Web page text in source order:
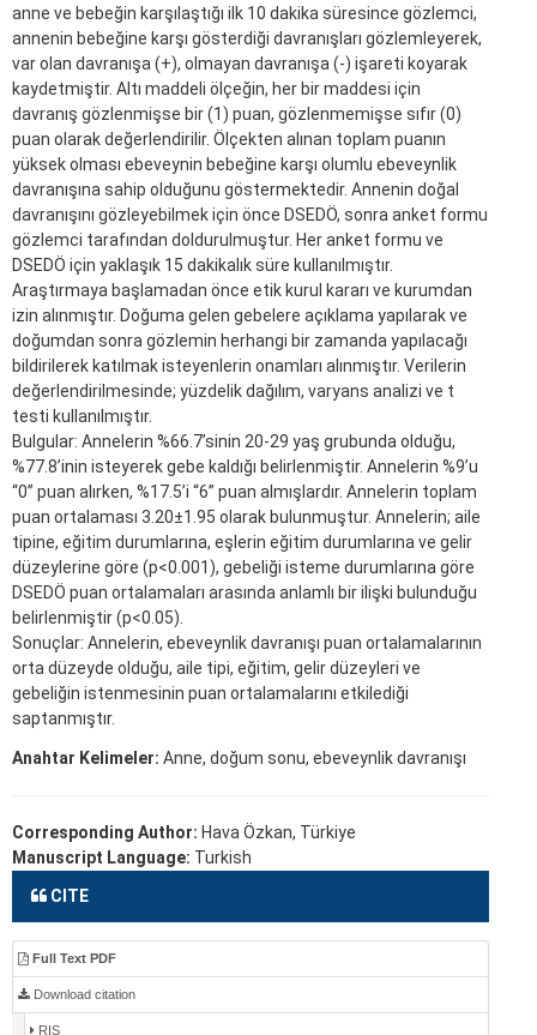
anne ve bebeğin karşılaştığı ilk 10 dakika süresince gözlemci,
annenin bebeğine karşı gösterdiği davranışları gözlemleyerek,
var olan davranışa (+), olmayan davranışa (-) işareti koyarak
kaydetmiştir. Altı maddeli ölçeğin, her bir maddesi için
davranış gözlenmişse bir (1) puan, gözlenmemişse sıfır (0)
puan olarak değerlendirilir. Ölçekten alınan toplam puanın
yüksek olması ebeveynin bebeğine karşı olumlu ebeveynlik
davranışına sahip olduğunu göstermektedir. Annenin doğal
davranışını gözleyebilmek için önce DSEDÖ, sonra anket formu
gözlemci tarafından doldurulmuştur. Her anket formu ve
DSEDÖ için yaklaşık 15 dakikalık süre kullanılmıştır.
Araştırmaya başlamadan önce etik kurul kararı ve kurumdan
izin alınmıştır. Doğuma gelen gebelere açıklama yapılarak ve
doğumdan sonra gözlemin herhangi bir zamanda yapılacağı
bildirilerek katılmak isteyenlerin onamları alınmıştır. Verilerin
değerlendirilmesinde; yüzdelik dağılım, varyans analizi ve t
testi kullanılmıştır.
Bulgular: Annelerin %66.7’sinin 20-29 yaş grubunda olduğu,
%77.8’inin isteyerek gebe kaldığı belirlenmiştir. Annelerin %9’u
“0” puan alırken, %17.5’i “6” puan almışlardır. Annelerin toplam
puan ortalaması 3.20±1.95 olarak bulunmuştur. Annelerin; aile
tipine, eğitim durumlarına, eşlerin eğitim durumlarına ve gelir
düzeylerine göre (p<0.001), gebeliği isteme durumlarına göre
DSEDÖ puan ortalamaları arasında anlamlı bir ilişki bulunduğu
belirlenmiştir (p<0.05).
Sonuçlar: Annelerin, ebeveynlik davranışı puan ortalamalarının
orta düzeyde olduğu, aile tipi, eğitim, gelir düzeyleri ve
gebeliğin istenmesinin puan ortalamalarını etkilediği
saptanmıştır.
Anahtar Kelimeler: Anne, doğum sonu, ebeveynlik davranışı
Corresponding Author: Hava Özkan, Türkiye
Manuscript Language: Turkish
CITE
Full Text PDF
Download citation
RIS